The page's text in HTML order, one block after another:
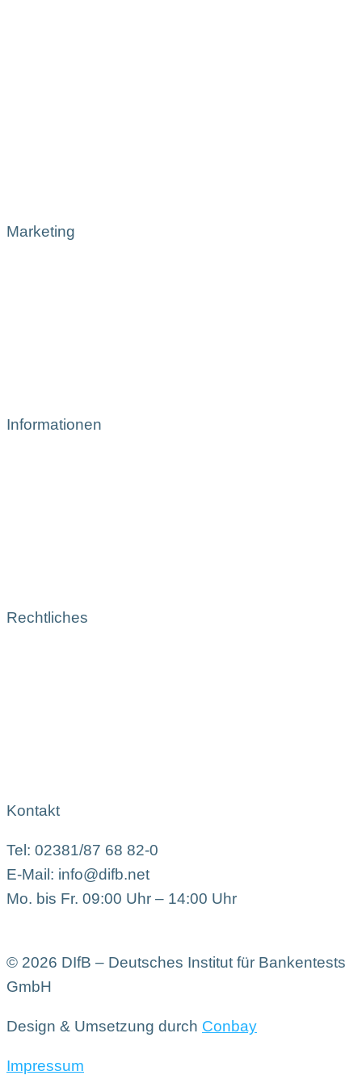
Marketing
Informationen
Rechtliches
Kontakt
Tel: 02381/87 68 82-0
E-Mail: info@difb.net
Mo. bis Fr. 09:00 Uhr – 14:00 Uhr
© 2026 DIfB – Deutsches Institut für Bankentests
GmbH
Design & Umsetzung durch Conbay
Impressum